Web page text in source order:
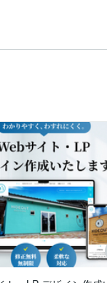
制作しています。
こと」**だと考えて
を明確にし、
心がけています。